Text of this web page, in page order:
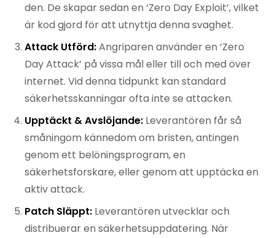
den. De skapar sedan en ‘Zero Day Exploit’, vilket
är kod gjord för att utnyttja denna svaghet.
Attack Utförd:Angriparen använder en ‘Zero
Day Attack’ på vissa mål eller till och med över
internet. Vid denna tidpunkt kan standard
säkerhetsskanningar ofta inte se attacken.
Upptäckt & Avslöjande: Leverantören får så
småningom kännedom om bristen, antingen
genom ett belöningsprogram, en
säkerhetsforskare, eller genom att upptäcka en
aktiv attack.
Patch Släppt: Leverantören utvecklar och
distribuerar en säkerhetsuppdatering. När